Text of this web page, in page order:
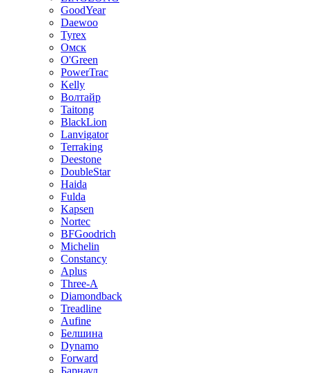
GoodYear
Daewoo
Tyrex
Омск
O'Green
PowerTrac
Kelly
Волтайр
Taitong
BlackLion
Lanvigator
Terraking
Deestone
DoubleStar
Haida
Fulda
Kapsen
Nortec
BFGoodrich
Michelin
Constancy
Aplus
Three-A
Diamondback
Treadline
Aufine
Белшина
Dynamo
Forward
Барнаул